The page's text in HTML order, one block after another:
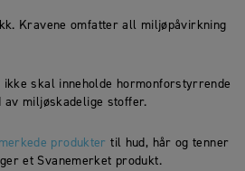
Kravene omfatter all miljøpåvirkning
skal inneholde hormonforstyrrende
miljøskadelige stoffer.
produkter til hud, hår og tenner
et Svanemerket produkt.